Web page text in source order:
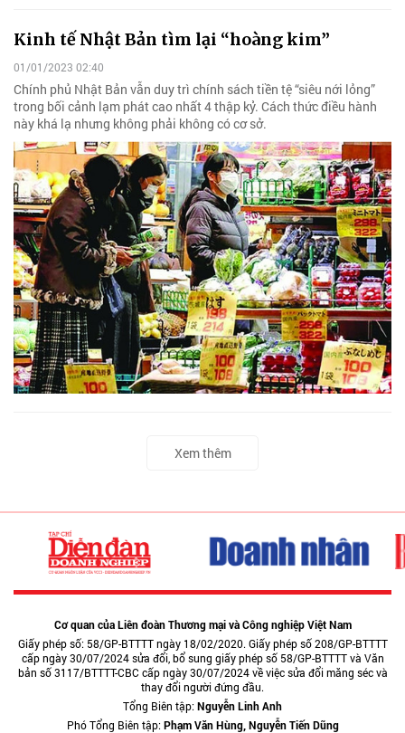
Kinh tế Nhật Bản tìm lại “hoàng kim”
01/01/2023 02:40
Chính phủ Nhật Bản vẫn duy trì chính sách tiền tệ “siêu nới lỏng”
trong bối cảnh lạm phát cao nhất 4 thập kỷ. Cách thức điều hành
này khá lạ nhưng không phải không có cơ sở.
Xem thêm
Cơ quan của Liên đoàn Thương mại và Công nghiệp Việt Nam
Giấy phép số: 58/GP-BTTTT ngày 18/02/2020. Giấy phép số 208/GP-BTTTT
cấp ngày 30/07/2024 sửa đổi, bổ sung giấy phép số 58/GP-BTTTT và Văn
bản số 3117/BTTTT-CBC cấp ngày 30/07/2024 về việc sửa đổi măng séc và
thay đổi người đứng đầu.
Tổng Biên tập:Nguyễn Linh Anh
Phó Tổng Biên tập:Phạm Văn Hùng, Nguyễn Tiến Dũng